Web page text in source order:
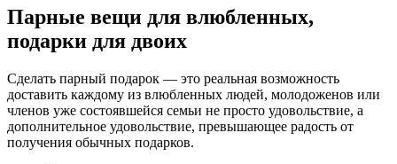
Парные вещи для влюбленных,
подарки для двоих
Сделать парный подарок — это реальная возможность
доставить каждому из влюбленных людей, молодоженов или
членов уже состоявшейся семьи не просто удовольствие, а
дополнительное удовольствие, превышающее радость от
получения обычных подарков.